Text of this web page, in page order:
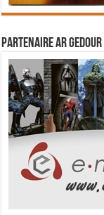
Partenaire Ar Gedour